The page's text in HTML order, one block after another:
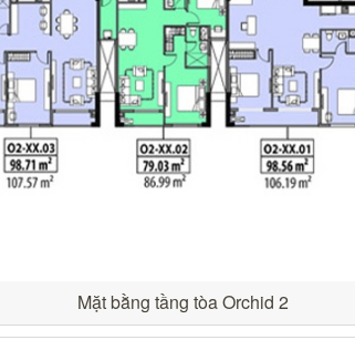
Mặt bằng tầng tòa Orchid 2